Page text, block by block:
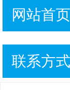
网站首页
联系方式